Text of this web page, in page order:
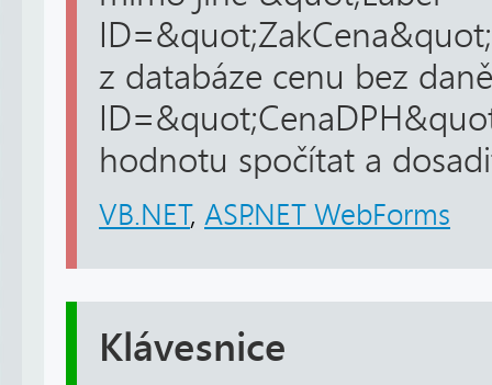
z databáze cenu bez
hodnotu spočítat a
VB.NET, ASP.NET WebForms
Klávesnice